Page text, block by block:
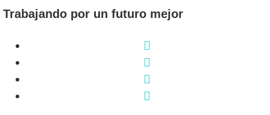
Trabajando por un futuro mejor